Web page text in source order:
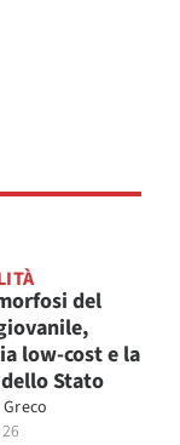
del
low-cost e la
Stato